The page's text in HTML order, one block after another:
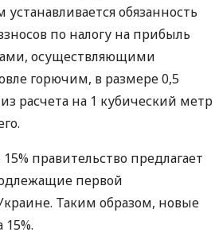
обязанность
по налогу на прибыль
осуществляющими
горючим, в размере 0,5
расчета на 1 кубический метр
правительство предлагает
первой
Таким образом, новые